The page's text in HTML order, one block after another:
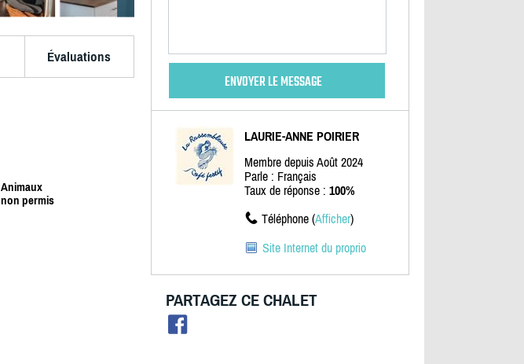
Évaluations
Animaux
non permis
LAURIE-ANNE POIRIER
Membre depuis Août 2024
Parle : Français
Taux de réponse : 100%
Téléphone (Afficher)
Site Internet du proprio
PARTAGEZ CE CHALET